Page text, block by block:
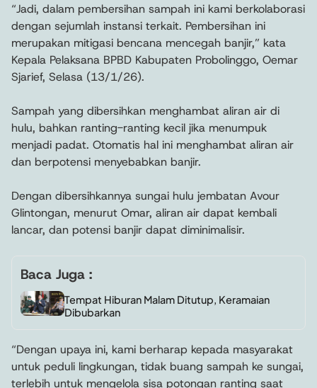
“Jadi, dalam pembersihan sampah ini kami berkolaborasi
dengan sejumlah instansi terkait. Pembersihan ini
merupakan mitigasi bencana mencegah banjir,” kata
Kepala Pelaksana BPBD Kabupaten Probolinggo, Oemar
Sjarief, Selasa (13/1/26).
Sampah yang dibersihkan menghambat aliran air di
hulu, bahkan ranting-ranting kecil jika menumpuk
menjadi padat. Otomatis hal ini menghambat aliran air
dan berpotensi menyebabkan banjir.
Dengan dibersihkannya sungai hulu jembatan Avour
Glintongan, menurut Omar, aliran air dapat kembali
lancar, dan potensi banjir dapat diminimalisir.
Baca Juga :
Tempat Hiburan Malam Ditutup, Keramaian
Dibubarkan
“Dengan upaya ini, kami berharap kepada masyarakat
untuk peduli lingkungan, tidak buang sampah ke sungai,
terlebih untuk mengelola sisa potongan ranting saat